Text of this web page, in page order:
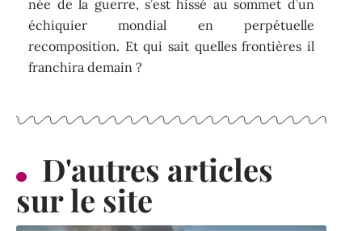
née de la guerre, s’est hissé au sommet d’un
échiquier mondial en perpétuelle
recomposition. Et qui sait quelles frontières il
franchira demain ?
D'autres articles
sur le site